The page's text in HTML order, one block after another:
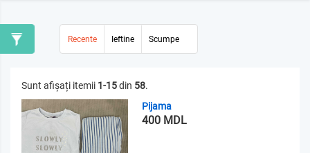
Recente Ieftine Scumpe
Sunt afișați itemii 1-15din 58.
Pijama
400 MDL